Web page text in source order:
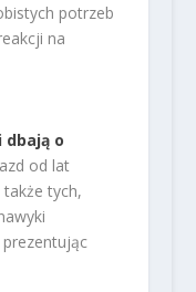
potrzeb
na
dbają o
od lat
tych,